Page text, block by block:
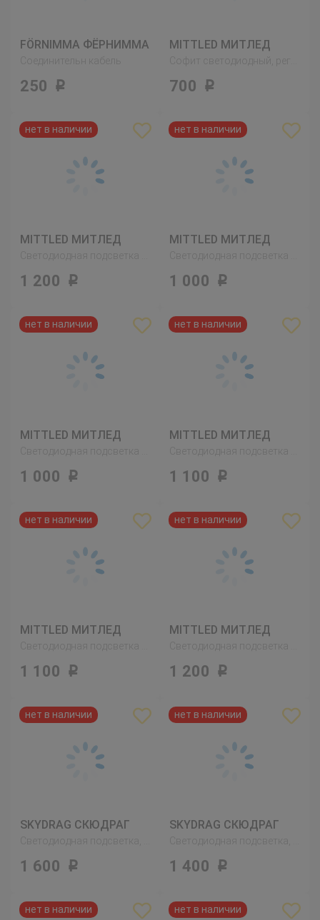
FÖRNIMMA ФЁРНИММА
Соединительн кабель
250 Р
MITTLED МИТЛЕД
700 Р
MITTLED МИТЛЕД
1 200 Р
MITTLED МИТЛЕД
1 000 Р
MITTLED МИТЛЕД
1 000 Р
MITTLED МИТЛЕД
1 100 Р
MITTLED МИТЛЕД
1 100 Р
MITTLED МИТЛЕД
1 200 Р
SKYDRAG СКЮДРАГ
1 600 Р
SKYDRAG СКЮДРАГ
1 400 Р